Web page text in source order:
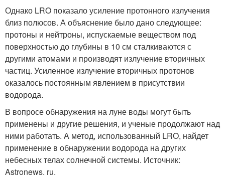
Однако LRO показало усиление протонного излучения
близ полюсов. А объяснение было дано следующее:
протоны и нейтроны, испускаемые веществом под
поверхностью до глубины в 10 см сталкиваются с
другими атомами и производят излучение вторичных
частиц. Усиленное излучение вторичных протонов
оказалось постоянным явлением в присутствии
водорода.
В вопросе обнаружения на луне воды могут быть
применены и другие решения, и ученые продолжают над
ними работать. А метод, использованный LRO, найдет
применение в обнаружении водорода на других
небесных телах солнечной системы. Источник:
Astronews. ru.